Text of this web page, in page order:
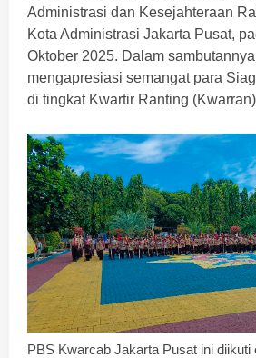
Administrasi dan Kesejahteraan
Kota Administrasi Jakarta Pusat,
Oktober 2025. Dalam
mengapresiasi semangat para
di tingkat Kwartir Ranting
‎PBS Kwarcab Jakarta Pusat ini diikuti